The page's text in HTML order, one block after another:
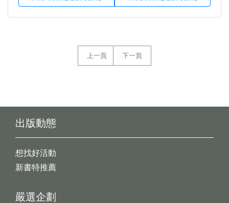
上一頁 下一頁
出版動態
想找好活動
新書特推薦
嚴選企劃